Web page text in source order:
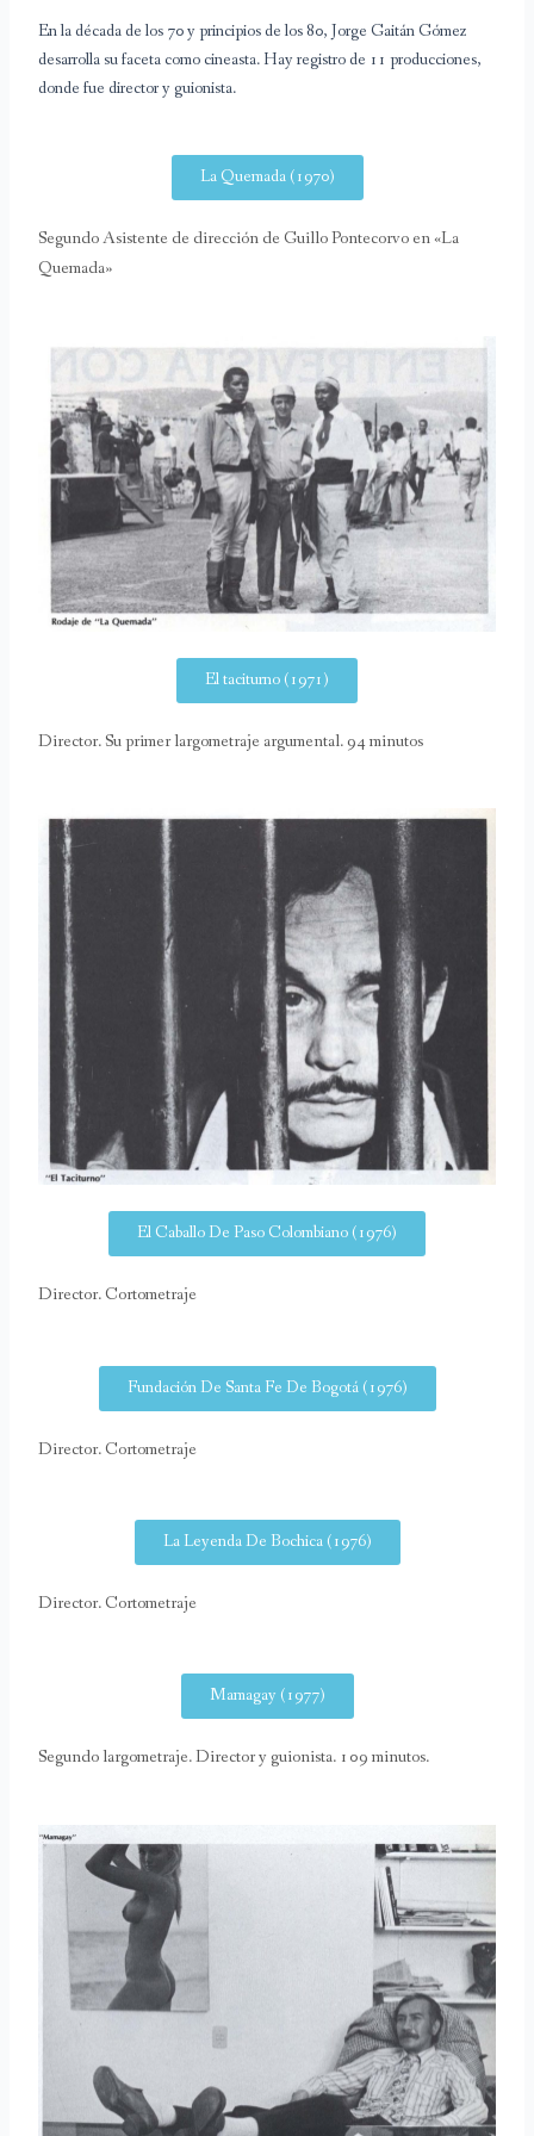
En la década de los 70 y principios de los 80, Jorge Gaitán Gómez
desarrolla su faceta como cineasta. Hay registro de 11 producciones,
donde fue director y guionista.
La Quemada (1970)
Segundo Asistente de dirección de Guillo Pontecorvo en «La
Quemada»
El taciturno (1971)
Director. Su primer largometraje argumental. 94 minutos
El Caballo De Paso Colombiano (1976)
Director. Cortometraje
Fundación De Santa Fe De Bogotá (1976)
Director. Cortometraje
La Leyenda De Bochica (1976)
Director. Cortometraje
Mamagay (1977)
Segundo largometraje. Director y guionista. 109 minutos.